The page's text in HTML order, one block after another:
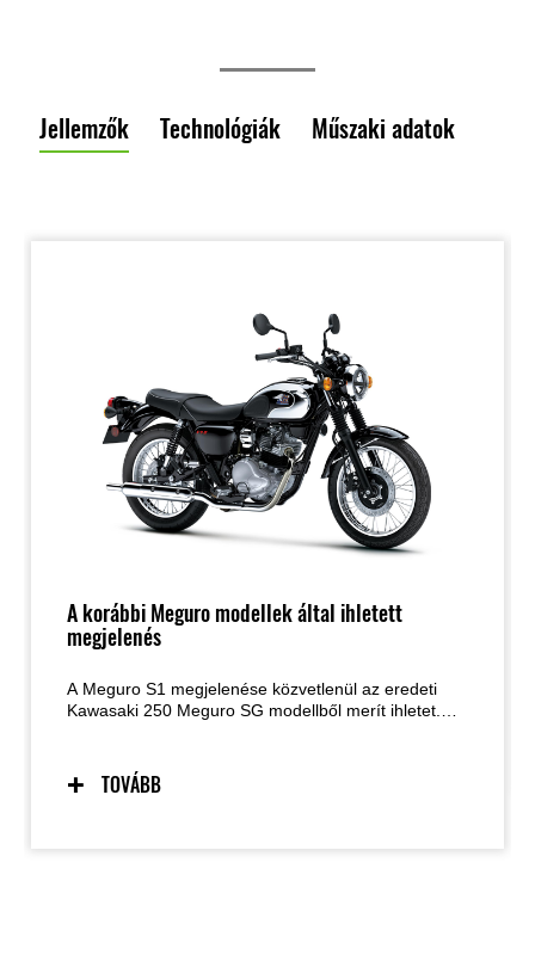
Jellemzők Technológiák Műszaki adatok
A korábbi Meguro modellek által ihletett
megjelenés
A Meguro S1 megjelenése közvetlenül az eredeti
Kawasaki 250 Meguro SG modellből merít ihletet.
felismerhető. A régi Meguro modellek büszke
hagyományát továbbvivő Meguro S1 dizájnja immár
TOVÁBB